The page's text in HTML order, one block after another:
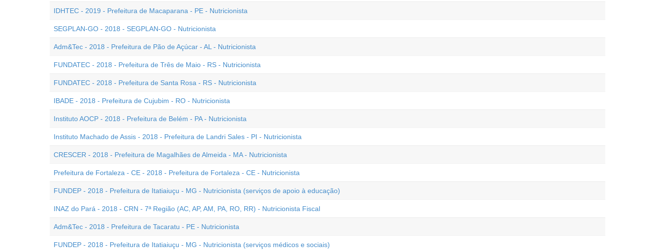
IDHTEC - 2019 - Prefeitura de Macaparana - PE - Nutricionista
SEGPLAN-GO - 2018 - SEGPLAN-GO - Nutricionista
Adm&Tec - 2018 - Prefeitura de Pão de Açúcar - AL - Nutricionista
FUNDATEC - 2018 - Prefeitura de Três de Maio - RS - Nutricionista
FUNDATEC - 2018 - Prefeitura de Santa Rosa - RS - Nutricionista
IBADE - 2018 - Prefeitura de Cujubim - RO - Nutricionista
Instituto AOCP - 2018 - Prefeitura de Belém - PA - Nutricionista
Instituto Machado de Assis - 2018 - Prefeitura de Landri Sales - PI - Nutricionista
CRESCER - 2018 - Prefeitura de Magalhães de Almeida - MA - Nutricionista
Prefeitura de Fortaleza - CE - 2018 - Prefeitura de Fortaleza - CE - Nutricionista
FUNDEP - 2018 - Prefeitura de Itatiaiuçu - MG - Nutricionista (serviços de apoio à educação)
INAZ do Pará - 2018 - CRN - 7ª Região (AC, AP, AM, PA, RO, RR) - Nutricionista Fiscal
Adm&Tec - 2018 - Prefeitura de Tacaratu - PE - Nutricionista
FUNDEP - 2018 - Prefeitura de Itatiaiuçu - MG - Nutricionista (serviços médicos e sociais)